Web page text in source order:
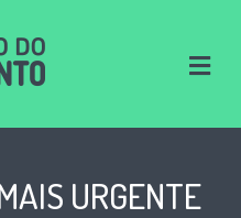
M
e
u
URGENTE